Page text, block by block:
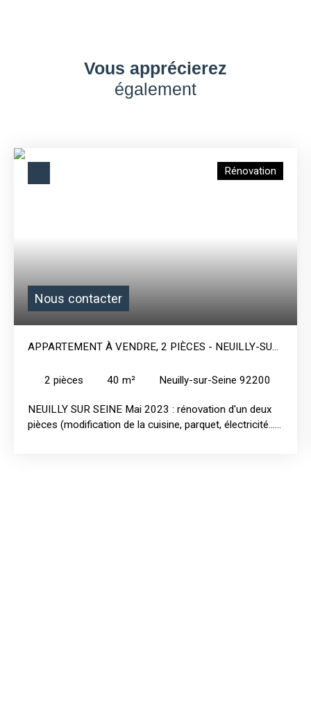
Vous apprécierez
également
Nous contacter
Rénovation
APPARTEMENT À VENDRE, 2 PIÈCES - NEUILLY-SUR-
2 pièces 40 m² Neuilly-sur-Seine 92200
NEUILLY SUR SEINE Mai 2023 : rénovation d'un deux
pièces (modification de la cuisine, parquet, électricité...